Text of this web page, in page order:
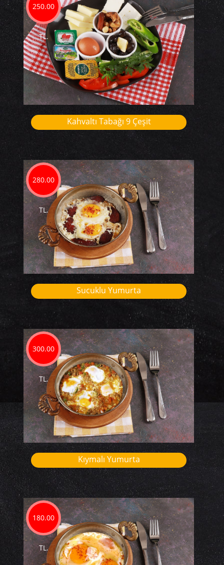
250.00
TL.
Kahvaltı Tabağı 9 Çeşit
280.00
TL.
Sucuklu Yumurta
300.00
TL.
Kıymalı Yumurta
180.00
TL.